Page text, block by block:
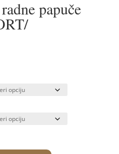
papuče